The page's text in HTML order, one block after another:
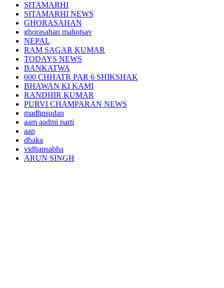
SITAMARHI
SITAMARHI NEWS
GHORASAHAN
ghorasahan mahotsav
NEPAL
RAM SAGAR KUMAR
TODAYS NEWS
BANKATWA
600 CHHATR PAR 6 SHIKSHAK
BHAWAN KI KAMI
RANDHIR KUMAR
PURVI CHAMPARAN NEWS
madhusudan
aam aadmi parti
aap
dhaka
vidhansabha
ARUN SINGH